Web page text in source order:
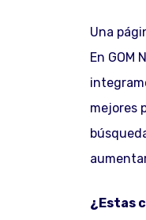
Una
En GOM
mejores
¿Estas